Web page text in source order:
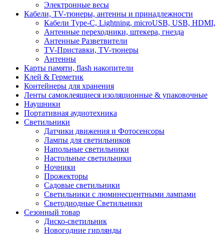
Электронные весы
Кабели, TV-тюнеры, антенны и принадлежности
Кабели Type-C, Lightning, microUSB, USB, HDMI,
Антенные переходники, штекера, гнезда
Антенные Разветвители
TV-Приставки, TV-тюнеры
Антенны
Карты памяти, flash накопители
Клей & Герметик
Контейнеры для хранения
Ленты самоклеящиеся изоляционные & упаковочные
Наушники
Портативная аудиотехника
Светильники
Датчики движения и Фотосенсоры
Лампы для светильников
Напольные светильники
Настольные светильники
Ночники
Прожекторы
Садовые светильники
Светильники с люминесцентными лампами
Светодиодные Светильники
Сезонный товар
Диско-светильник
Новогодние гирлянды